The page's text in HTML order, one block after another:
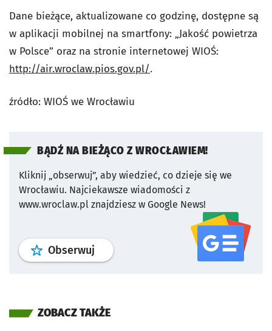
Dane bieżące, aktualizowane co godzinę, dostępne są
w aplikacji mobilnej na smartfony: „Jakość powietrza
w Polsce” oraz na stronie internetowej WIOŚ:
http://air.wroclaw.pios.gov.pl/.
źródło: WIOŚ we Wrocławiu
BĄDŹ NA BIEŻĄCO Z WROCŁAWIEM!
Kliknij „obserwuj”, aby wiedzieć, co dzieje się we
Wrocławiu. Najciekawsze wiadomości z
www.wroclaw.pl znajdziesz w Google News!
Obserwuj profil serwisu
ZOBACZ TAKŻE